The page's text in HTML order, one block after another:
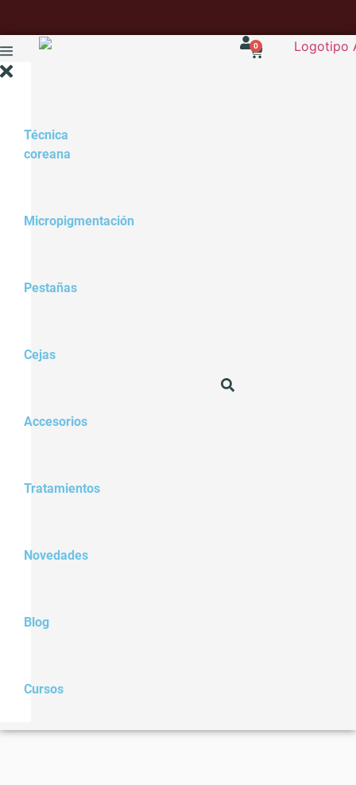
Técnica
coreana
Micropigmentación
Pestañas
Cejas
Accesorios
Tratamientos
Novedades
Blog
Cursos
0